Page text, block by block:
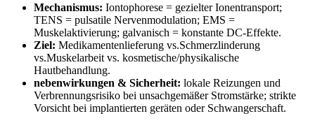
Mechanismus: Iontophorese = gezielter ⁤Ionentransport;
TENS ‌= pulsatile Nervenmodulation; EMS =
Muskelaktivierung; ⁣galvanisch = konstante⁣ DC‑Effekte.
Ziel: Medikamentenlieferung ​vs.Schmerzlinderung
vs.Muskelarbeit vs. kosmetische/physikalische
Hautbehandlung.
nebenwirkungen & Sicherheit: lokale ‌Reizungen und
Verbrennungsrisiko bei ⁤unsachgemäßer Stromstärke; strikte
Vorsicht bei implantierten geräten ‍oder Schwangerschaft.